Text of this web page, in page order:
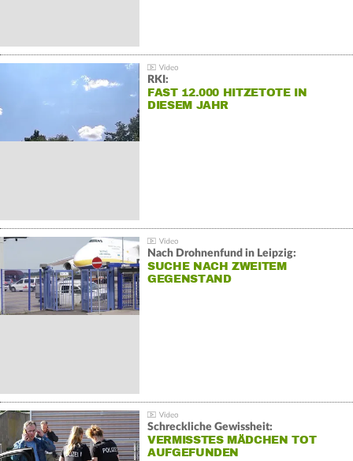
RKI:
FAST 12.000 HITZETOTE IN
DIESEM JAHR
Nach Drohnenfund in Leipzig:
SUCHE NACH ZWEITEM
GEGENSTAND
Schreckliche Gewissheit:
VERMISSTES MÄDCHEN TOT
AUFGEFUNDEN